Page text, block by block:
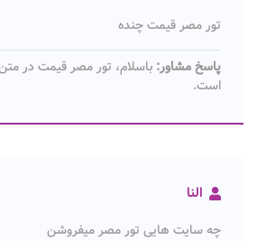
تور مصر قیمت چنده
پاسخ مشاور: باسلام، تور مصر قیمت در
است.
النا
چه سایت هایی تور مصر میفروشن